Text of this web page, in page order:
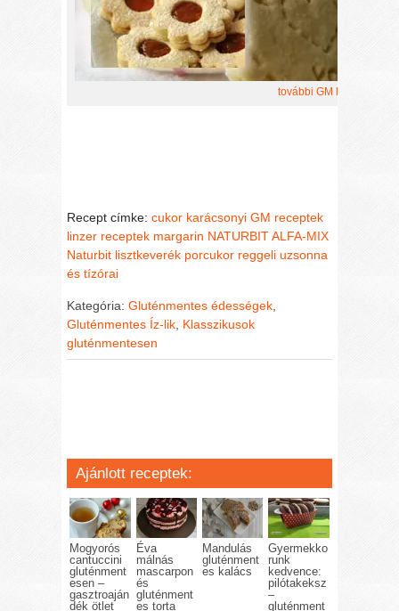
további GM linzer
Recept címke:cukor karácsonyi GM receptek
linzer receptek margarin NATURBIT ALFA-MIX
Naturbit lisztkeverék porcukor reggeli uzsonna
és tízórai
Kategória:Gluténmentes édességek,
Gluténmentes Íz-lik, Klasszikusok
gluténmentesen
Ajánlott receptek:
Mogyorós
cantuccini
gluténment
esen –
gasztroaján
dék ötlet
Éva
málnás
mascarpon
és
gluténment
es torta
Mandulás
gluténment
es kalács
Gyermekko
runk
kedvence:
pilótakeksz
–
gluténment